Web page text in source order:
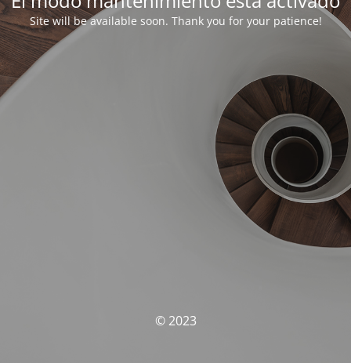
Site will be available soon. Thank you for your patience!
© 2023